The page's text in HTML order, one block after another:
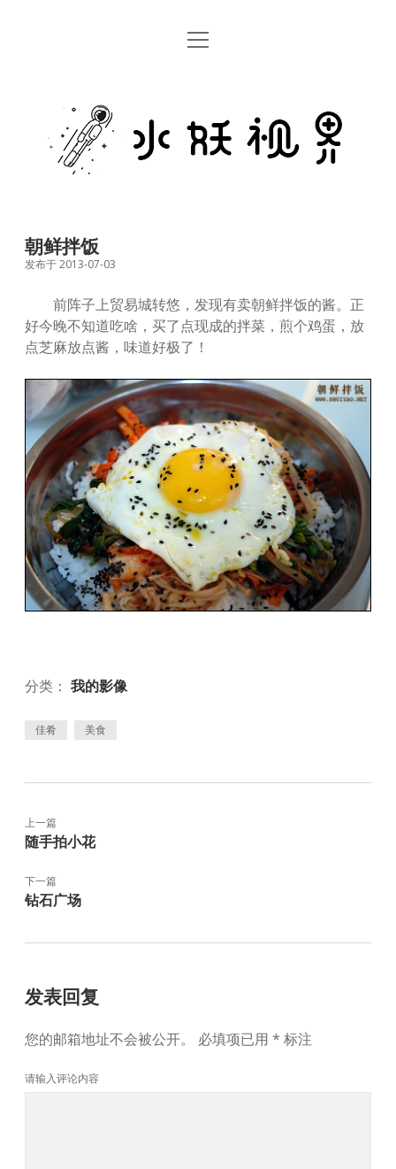
首页
关于
open
水
妖
视
朝鲜拌饭
发布于 2013-07-03
前阵子上贸易城转悠，发现有卖朝鲜拌饭的酱。正
好今晚不知道吃啥，买了点现成的拌菜，煎个鸡蛋，放
点芝麻放点酱，味道好极了！
分类： 我的影像
佳肴 美食
上一篇
随手拍小花
下一篇
钻石广场
发表回复
您的邮箱地址不会被公开。 必填项已用 * 标注
请输入评论内容